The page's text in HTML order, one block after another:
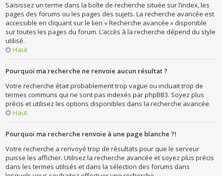
Saisissez un terme dans la boîte de recherche située sur l’index, les
pages des forums ou les pages des sujets. La recherche avancée est
accessible en cliquant sur le lien « Recherche avancée » disponible
sur toutes les pages du forum. L’accès à la recherche dépend du style
utilisé.
Haut
Pourquoi ma recherche ne renvoie aucun résultat ?
Votre recherche était probablement trop vague ou incluait trop de
termes communs qui ne sont pas indexés par phpBB3. Soyez plus
précis et utilisez les options disponibles dans la recherche avancée.
Haut
Pourquoi ma recherche renvoie à une page blanche ?!
Votre recherche a renvoyé trop de résultats pour que le serveur
puisse les afficher. Utilisez la recherche avancée et soyez plus précis
dans les termes utilisés et dans la sélection des forums dans